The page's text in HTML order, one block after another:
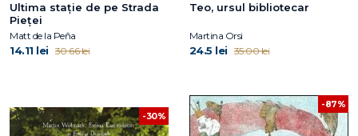
Ultima stație de pe Strada
Pieței
Matt de la Peña
14.11 lei 30.66 lei
Teo, ursul bibliotecar
Martina Orsi
24.5 lei 35.00 lei
-30%
-87%